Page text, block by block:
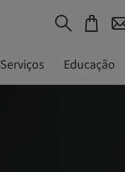
Serviços Educação